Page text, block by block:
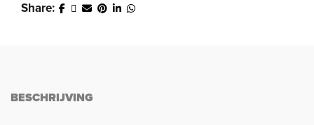
Share
BESCHRIJVING